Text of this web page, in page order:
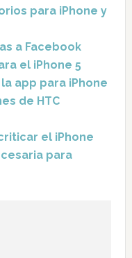
para iPhone y
a Facebook
el iPhone 5
app para iPhone
de HTC
el iPhone
para